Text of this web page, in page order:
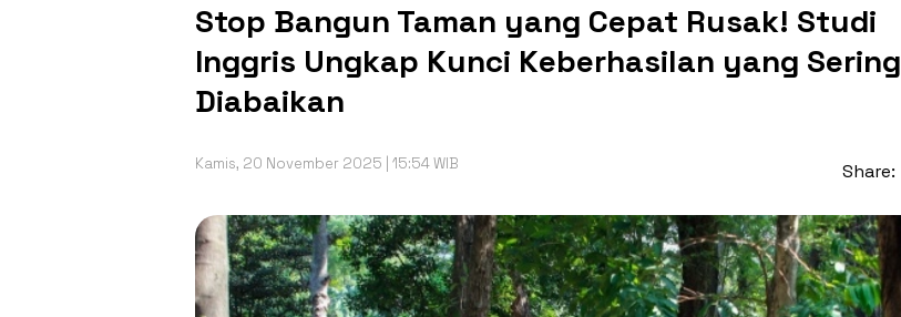
Stop Bangun Taman yang Cepat Rusak! Studi
Inggris Ungkap Kunci Keberhasilan yang Sering
Diabaikan
Kamis, 20 November 2025 | 15:54 WIB Share: